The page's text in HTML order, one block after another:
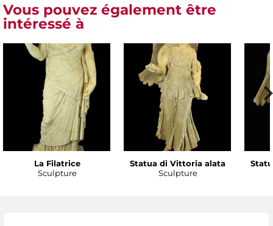
Vous pouvez également être
intéressé à
La Filatrice
Sculpture
Statua di Vittoria alata
Sculpture